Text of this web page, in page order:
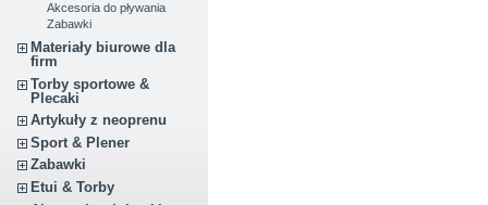
Akcesoria do pływania
Zabawki
Materiały biurowe dla
firm
Torby sportowe &
Plecaki
Artykuły z neoprenu
Sport & Plener
Zabawki
Etui & Torby